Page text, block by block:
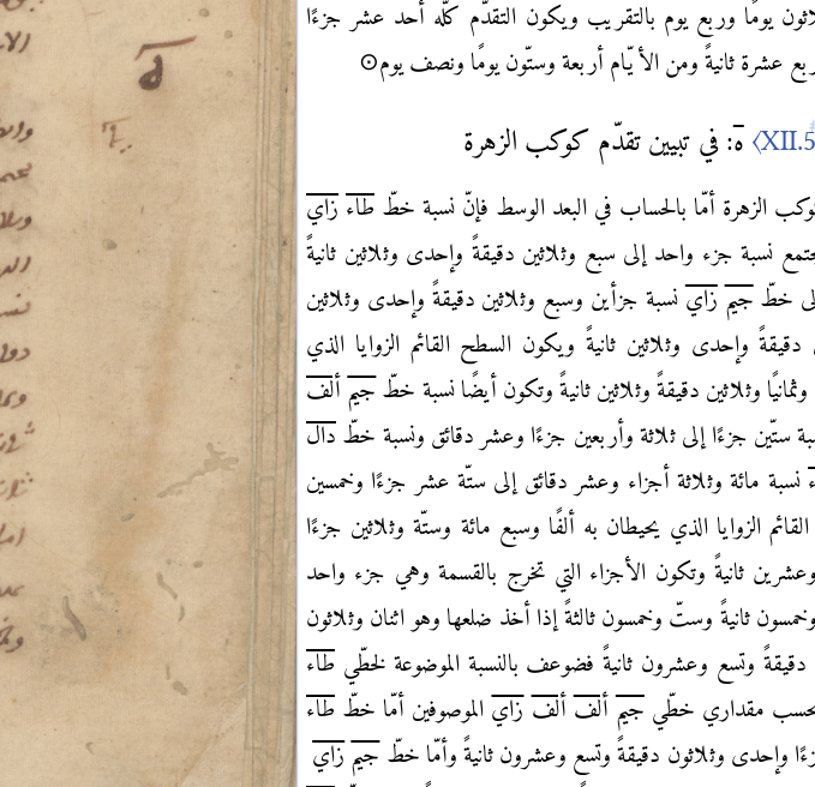
يومًا وربع يوم بالتقريب ويكون التقدّم كلّه أحد عشر جزءًا
عشرة ثانيةً ومنالأيّام أربعة وستّون يومًا ونصف يوم⊙
ه: في تبيين تقدّم كوكب الزهرة
الزهرة أمّا بالحساب في البعد الوسط فإنّ نسبة خطّ طاء زاي
نسبة جزء واحد إلى سبع وثلاثين دقيقةً وإحدى وثلاثين ثانيةً
خطّ جيم زاي نسبة جزأين وسبع وثلاثين دقيقةً وإحدى وثلاثين
دقيقةً وإحدى وثلاثين ثانيةً ويكون السطح القائم الزوايا الذي
وثلاثين دقيقةً وثلاثين ثانيةً وتكون أيضًا نسبة خطّ جيم ألف
ستّين جزءًا إلى ثلاثة وأربعين جزءًا وعشر دقائق ونسبة خطّ دال
نسبة مائة وثلاثة أجزاء وعشر دقائق إلى ستّة عشر جزءًا وخمسين
الزوايا الذي يحيطان به ألفًا وسبع مائة وستّة وثلاثين جزءًا
وعشرين ثانيةً وتكون الأجزاء التي تخرج بالقسمة وهي جزء واحد
ثانيةً وستّ وخمسون ثالثةً إذا أخذ ضلعها وهو اثنان وثلاثون
دقيقةً وتسع وعشرون ثانيةً فضوعف بالنسبة الموضوعة لخطّي طاء
مقداري خطّي جيم ألف ألف زاي الموصوفين أمّا خطّ طاء
وإحدى وثلاثون دقيقةً وتسع وعشرون ثانيةً وأمّا خطّ جيم زاي